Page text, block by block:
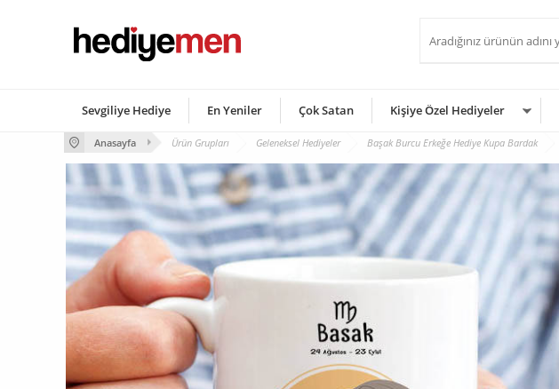
Sevgiliye Hediye En Yeniler Çok Satan Kişiye Özel Hediyeler
Anasayfa Ürün Grupları Geleneksel Hediyeler Başak Burcu Erkeğe Hediye Kupa Bardak